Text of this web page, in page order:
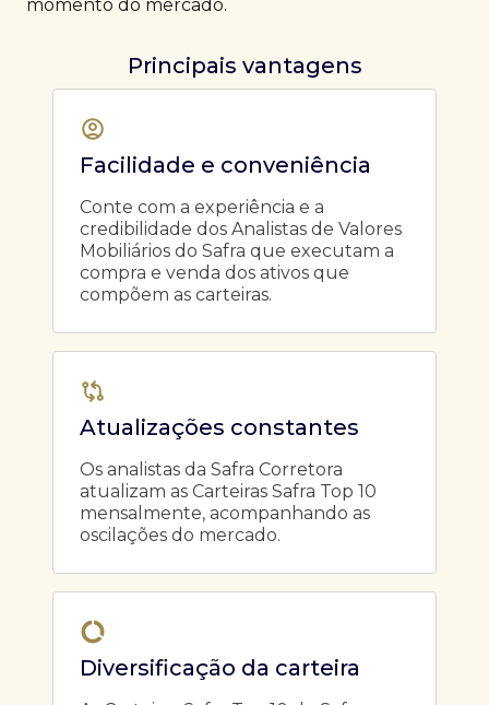
momento do mercado.
Principais vantagens
Facilidade e conveniência
Conte com a experiência e a
credibilidade dos Analistas de Valores
Mobiliários do Safra que executam a
compra e venda dos ativos que
compõem as carteiras.
Atualizações constantes
Os analistas da Safra Corretora
atualizam as Carteiras Safra Top 10
mensalmente, acompanhando as
oscilações do mercado.
Diversificação da carteira